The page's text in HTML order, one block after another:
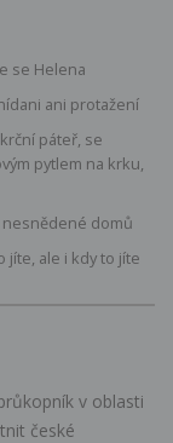
se Helena
ani protažení
páteř, se
pytlem na krku,
nesnědené domů
jíte, ale i kdy to jíte
v oblasti
české